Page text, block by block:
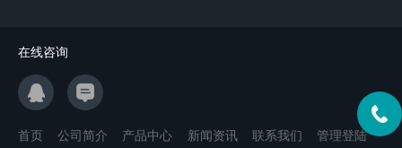
在线咨询
首页 公司简介 产品中心 新闻资讯 联系我们 管理登陆